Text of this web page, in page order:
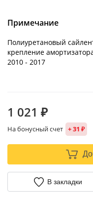
Примечание
Полиуретановый
крепление
2010 - 2017
1 021 ₽
На бонусный счет + 31 ₽
В закладки